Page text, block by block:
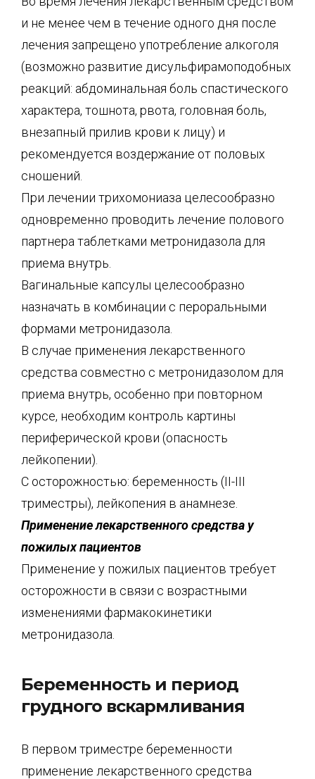
и не менее чем в течение одного дня после
лечения запрещено употребление алкоголя
(возможно развитие дисульфирамоподобных
реакций: абдоминальная боль спастического
характера, тошнота, рвота, головная боль,
внезапный прилив крови к лицу) и
рекомендуется воздержание от половых
сношений.
При лечении трихомониаза целесообразно
одновременно проводить лечение полового
партнера таблетками метронидазола для
приема внутрь.
Вагинальные капсулы целесообразно
назначать в комбинации с пероральными
формами метронидазола.
В случае применения лекарственного
средства совместно с метронидазолом для
приема внутрь, особенно при повторном
курсе, необходим контроль картины
периферической крови (опасность
лейкопении).
С осторожностью: беременность (II-III
триместры), лейкопения в анамнезе.
Применение лекарственного средства у
пожилых пациентов
Применение у пожилых пациентов требует
осторожности в связи с возрастными
изменениями фармакокинетики
метронидазола.
Беременность и период
грудного вскармливания
В первом триместре беременности
применение лекарственного средства